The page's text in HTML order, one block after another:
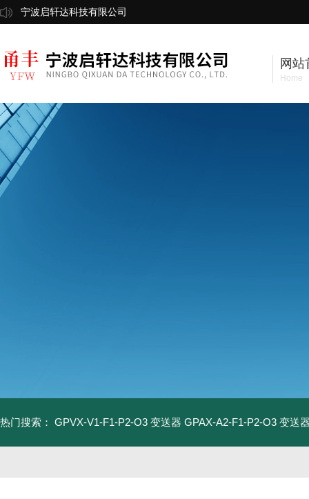
宁波启轩达科技有限公司
网站
Home
热门搜索： GPVX-V1-F1-P2-O3 变送器 GPAX-A2-F1-P2-O3 变送